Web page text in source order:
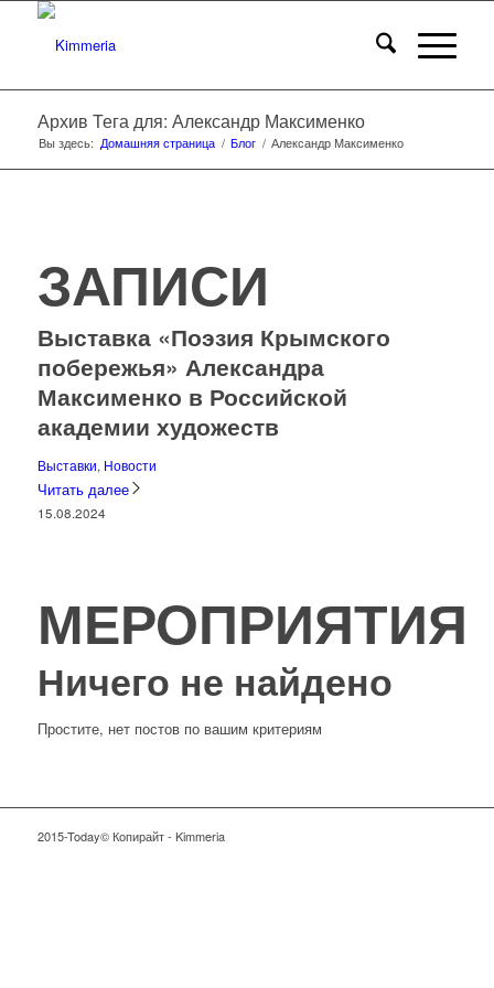
Архив Тега для: Александр Максименко
Вы здесь: Домашняя страница / Блог / Александр Максименко
ЗАПИСИ
Выставка «Поэзия Крымского
побережья» Александра
Максименко в Российской
академии художеств
Выставки, Новости
Читать далее
15.08.2024
МЕРОПРИЯТИЯ
Ничего не найдено
Простите, нет постов по вашим критериям
2015-Today© Копирайт - Kimmeria